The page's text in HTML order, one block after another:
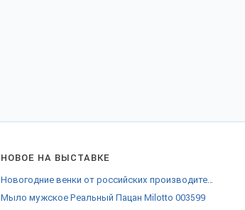
НОВОЕ НА ВЫСТАВКЕ
Новогодние венки от российских производителей
Мыло мужское Реальный Пацан Milotto 003599